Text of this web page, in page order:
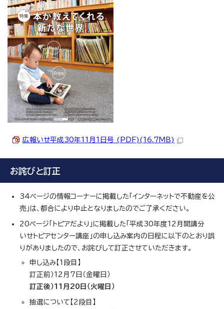
広報いせ平成30年11月1日号 (PDF)(16.7MB)
お詫びと訂正
34ページの情報コーナーに掲載した「インターネットで不動産を公
売」は、都合により中止となりましたのでご了承ください。
20ページ「トピアだより」に掲載した「平成30年度12月開講分
いせトピアセンター講座」の申し込み案内の日程に以下のとおり誤
りがありましたので、お詫びして訂正させていただきます。
申し込み【1段目】
訂正前）12月7日（金曜日）
訂正後）11月20日（火曜日）
抽選について【2段目】